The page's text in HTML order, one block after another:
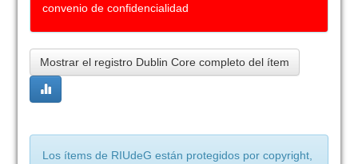
convenio de confidencialidad
Mostrar el registro Dublin Core completo del ítem
Los ítems de RIUdeG están protegidos por copyright,